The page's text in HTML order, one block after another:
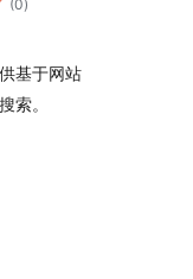
(0waarderingen
)
基于网站
索。